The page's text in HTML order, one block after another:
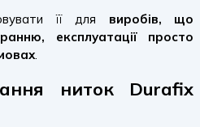
її для виробів, що
експлуатації просто
.
ниток Durafix